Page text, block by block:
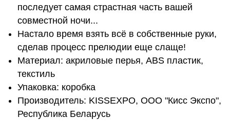
последует самая страстная часть вашей
совместной ночи...
Настало время взять всё в собственные руки,
сделав процесс прелюдии еще слаще!
Материал: акриловые перья, ABS пластик,
текстиль
Упаковка: коробка
Производитель: KISSEXPO, ОOО "Кисс Экспо",
Республика Беларусь